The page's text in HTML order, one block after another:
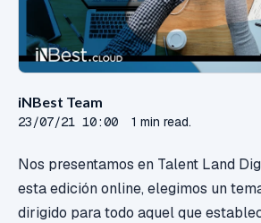
iNBest Team
23/07/21 10:00 1 min read.
Nos presentamos en Talent Land
esta edición online, elegimos un
dirigido para todo aquel que